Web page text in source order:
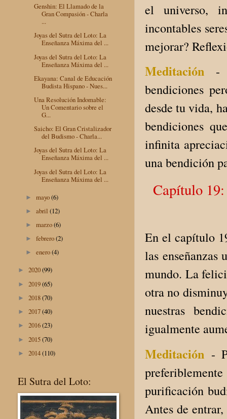
el universo,
incontables
mejorar?
Meditación -
bendiciones
desde tu vida,
bendiciones
infinita
una bendición
Capítulo
En el capítulo
las
mundo. La
otra no
nuestras
igualmente
Meditación -
purificación
Antes de
Genshin: El Llamado de la
Gran Compasión - Charla
...
Joyas del Sutra del Loto: La
Enseñanza Máxima del ...
Joyas del Sutra del Loto: La
Enseñanza Máxima del ...
Ekayana: Canal de Educación
Budista Hispano - Nues...
Una Resolución Indomable:
Un Comentario sobre el
G...
Saicho: El Gran Cristalizador
del Budismo - Charla...
Joyas del Sutra del Loto: La
Enseñanza Máxima del ...
Joyas del Sutra del Loto: La
Enseñanza Máxima del ...
►mayo(6)
►abril(12)
►marzo(6)
►febrero(2)
►enero(4)
► 2020(99)
► 2019(65)
► 2018(70)
► 2017(40)
► 2016(23)
► 2015(70)
► 2014(110)
El Sutra del Loto: